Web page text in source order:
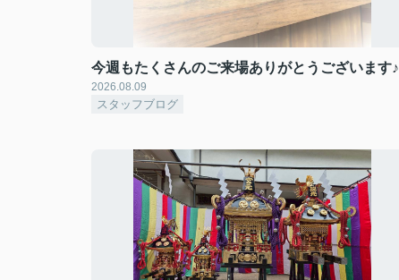
今週もたくさんのご来場ありがとうございます♪
2026.08.09
スタッフブログ